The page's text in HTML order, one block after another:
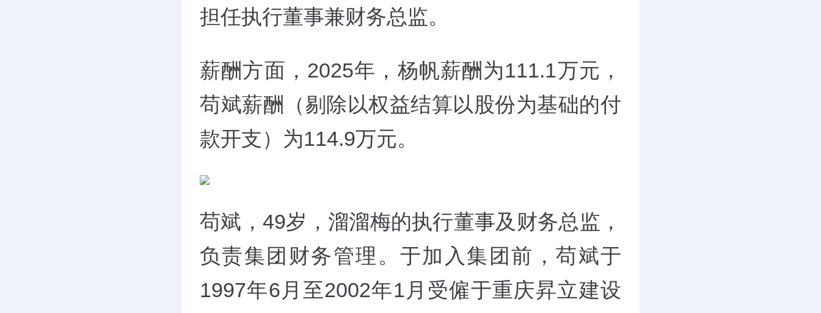
担任执行董事兼财务总监。
薪酬方面，2025年，杨帆薪酬为111.1万元，
苟斌薪酬（剔除以权益结算以股份为基础的付
款开支）为114.9万元。
苟斌，49岁，溜溜梅的执行董事及财务总监，
负责集团财务管理。于加入集团前，苟斌于
1997年6月至2002年1月受僱于重庆昇立建设